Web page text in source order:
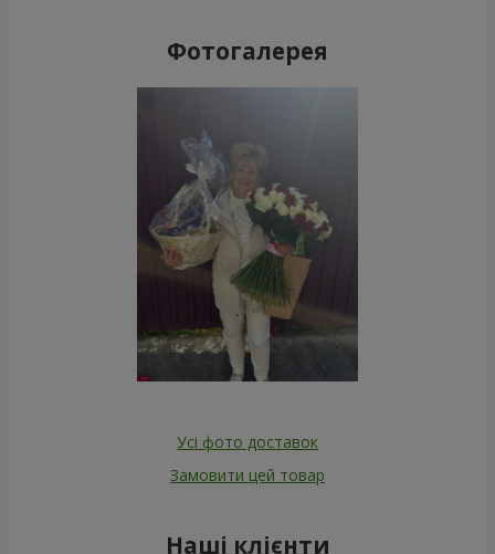
Фотогалерея
Усі фото доставок
Замовити цей товар
Наші клієнти